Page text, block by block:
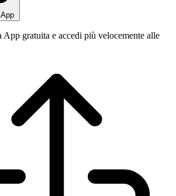
App gratuita e accedi più velocemente alle